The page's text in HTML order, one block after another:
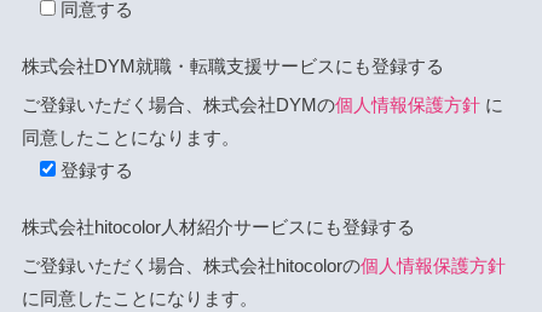
同意する
株式会社DYM就職・転職支援サービスにも登録する
ご登録いただく場合、株式会社DYMの個人情報保護方針に
同意したことになります。
登録する
株式会社hitocolor人材紹介サービスにも登録する
ご登録いただく場合、株式会社hitocolorの個人情報保護方針
に同意したことになります。